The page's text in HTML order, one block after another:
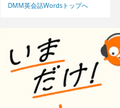
DMM英会話Wordsトップへ